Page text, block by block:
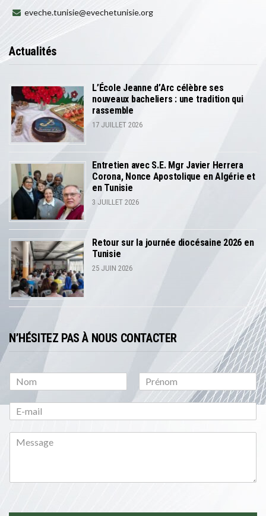
eveche.tunisie@evechetunisie.org
Actualités
L’École Jeanne d’Arc célèbre ses
nouveaux bacheliers : une tradition qui
rassemble
17 JUILLET 2026
Entretien avec S.E. Mgr Javier Herrera
Corona, Nonce Apostolique en Algérie et
en Tunisie
3 JUILLET 2026
Retour sur la journée diocésaine 2026 en
Tunisie
25 JUIN 2026
N’HÉSITEZ PAS À NOUS CONTACTER
r
n
o
o